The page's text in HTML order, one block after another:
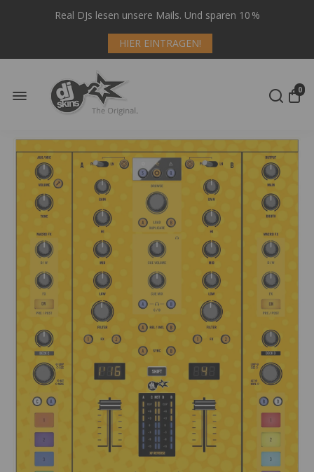
Real DJs lesen unsere Mails. Und sparen 10 %
HIER EINTRAGEN!
0